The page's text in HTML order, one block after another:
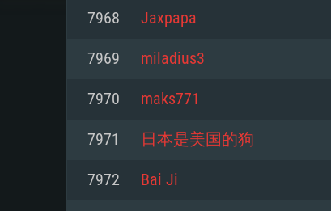
Mínimo
Mínimo
mais recente
Mínimo
do Linux de 64bit
7968 Jaxpapa
7969 miladius3
7970 maks771
7971 日本是美国的狗
7972 Bai Ji